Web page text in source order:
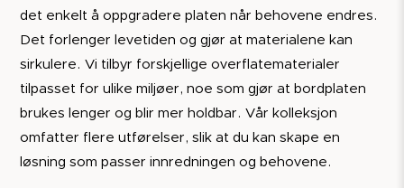
det enkelt å oppgradere platen når behovene endres.
Det forlenger levetiden og gjør at materialene kan
sirkulere. Vi tilbyr forskjellige overflatematerialer
tilpasset for ulike miljøer, noe som gjør at bordplaten
brukes lenger og blir mer holdbar. Vår kolleksjon
omfatter flere utførelser, slik at du kan skape en
løsning som passer innredningen og behovene.